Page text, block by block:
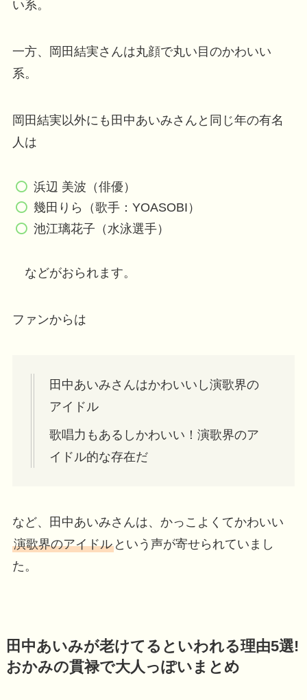
い系。
一方、岡田結実さんは丸顔で丸い目のかわいい
系。
岡田結実以外にも田中あいみさんと同じ年の有名
人は
浜辺 美波（俳優）
幾田りら（歌手：YOASOBI）
池江璃花子（水泳選手）
などがおられます。
ファンからは
田中あいみさんはかわいいし演歌界の
アイドル
歌唱力もあるしかわいい！演歌界のア
イドル的な存在だ
など、田中あいみさんは、かっこよくてかわいい
演歌界のアイドルという声が寄せられていまし
た。
田中あいみが老けてるといわれる理由5選!
おかみの貫禄で大人っぽいまとめ